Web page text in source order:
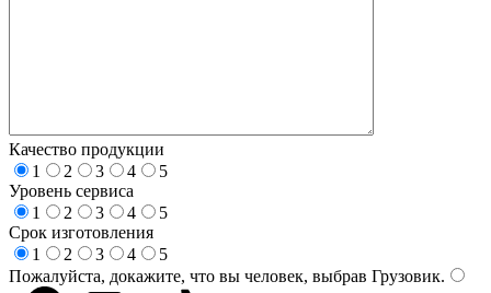
Качество продукции
1
2 3 4
5
Уровень сервиса
1
2 3 4
5
Срок изготовления
1
2 3 4
5
Пожалуйста, докажите, что вы человек, выбрав Грузовик.